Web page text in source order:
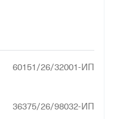
60151/26/32001-ИП
36375/26/98032-ИП